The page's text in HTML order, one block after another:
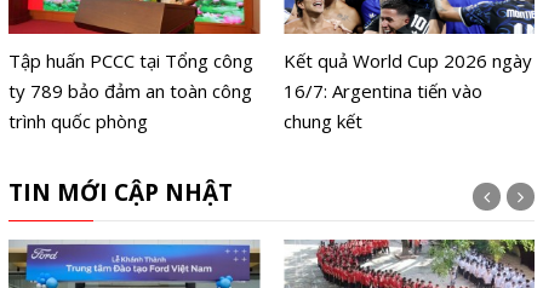
Tập huấn PCCC tại Tổng công
ty 789 bảo đảm an toàn công
trình quốc phòng
Kết quả World Cup 2026 ngày
16/7: Argentina tiến vào
chung kết
TIN MỚI CẬP NHẬT